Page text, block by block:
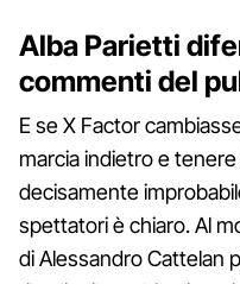
Alba Parietti
commenti del
E se X Factor
marcia indietro e
decisamente
spettatori è chiaro. Al
di Alessandro Cattelan